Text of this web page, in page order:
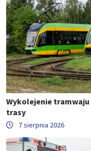
Wykolejenie tramwaju
trasy
7 sierpnia 2026